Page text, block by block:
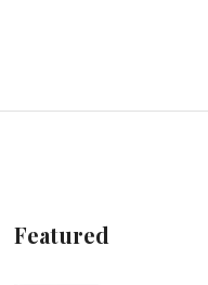
Featured